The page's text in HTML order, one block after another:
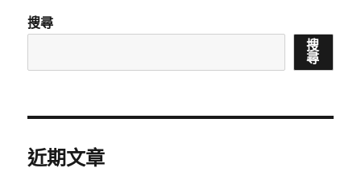
搜尋
搜
尋
近期文章